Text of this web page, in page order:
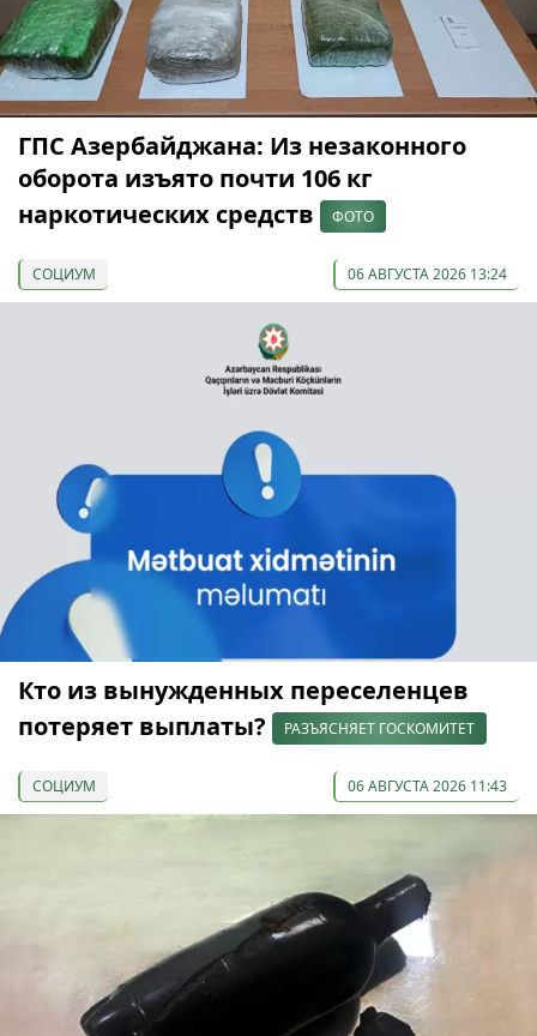
ГПС Азербайджана: Из незаконного
оборота изъято почти 106 кг
наркотических средств
ФОТО
СОЦИУМ 06 АВГУСТА 2026 13:24
Кто из вынужденных переселенцев
потеряет выплаты?
РАЗЪЯСНЯЕТ ГОСКОМИТЕТ
СОЦИУМ 06 АВГУСТА 2026 11:43